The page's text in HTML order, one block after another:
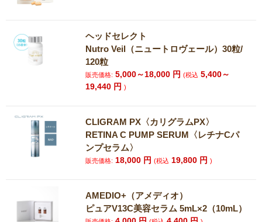
ヘッドセレクト
Nutro Veil（ニュートロヴェール）30粒/
120粒
販売価格: 5,000～18,000 円(税込 5,400～
19,440 円)
CLIGRAM PX〈カリグラムPX〉
RETINA C PUMP SERUM〈レチナCパ
ンプセラム〉
販売価格: 18,000 円(税込 19,800 円)
AMEDIO+（アメディオ）
ピュアV13C美容セラム 5mL×2（10mL）